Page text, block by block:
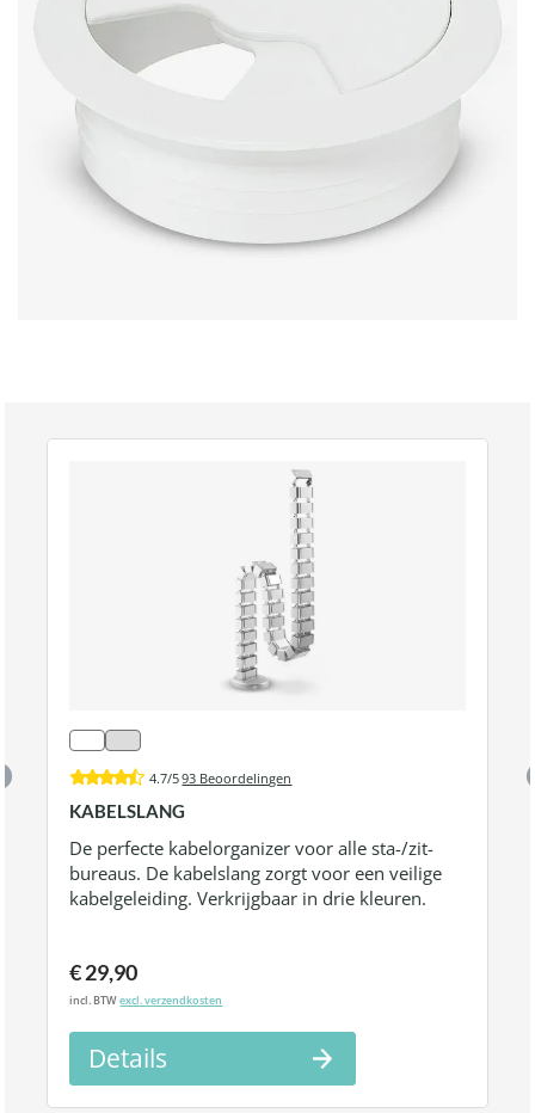
4.7/593 Beoordelingen
KABELSLANG
De perfecte kabelorganizer voor alle sta-/zit-
bureaus. De kabelslang zorgt voor een veilige
kabelgeleiding. Verkrijgbaar in drie kleuren.
€ 29,90
incl. BTWexcl. verzendkosten
Details